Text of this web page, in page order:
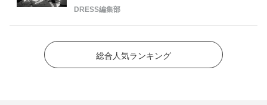
DRESS編集部
総合人気ランキング